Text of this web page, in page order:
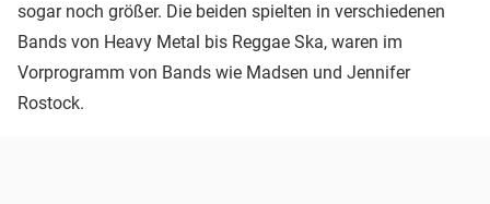
sogar noch größer. Die beiden spielten in verschiedenen
Bands von Heavy Metal bis Reggae Ska, waren im
Vorprogramm von Bands wie Madsen und Jennifer
Rostock.